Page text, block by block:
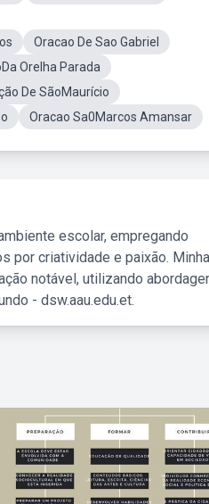
Oracao De Sao Gabriel
Orelha Parada
De SãoMaurício
Oracao Sa0Marcos Amansar
escolar, empregando
por criatividade e paixão. Minha
notável, utilizando
- dsw.aau.edu.et.